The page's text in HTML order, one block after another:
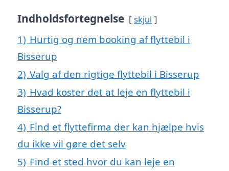
Indholdsfortegnelse skjul
1) Hurtig og nem booking af flyttebil i
Bisserup
2) Valg af den rigtige flyttebil i Bisserup
3) Hvad koster det at leje en flyttebil i
Bisserup?
4) Find et flyttefirma der kan hjælpe hvis
du ikke vil gøre det selv
5) Find et sted hvor du kan leje en